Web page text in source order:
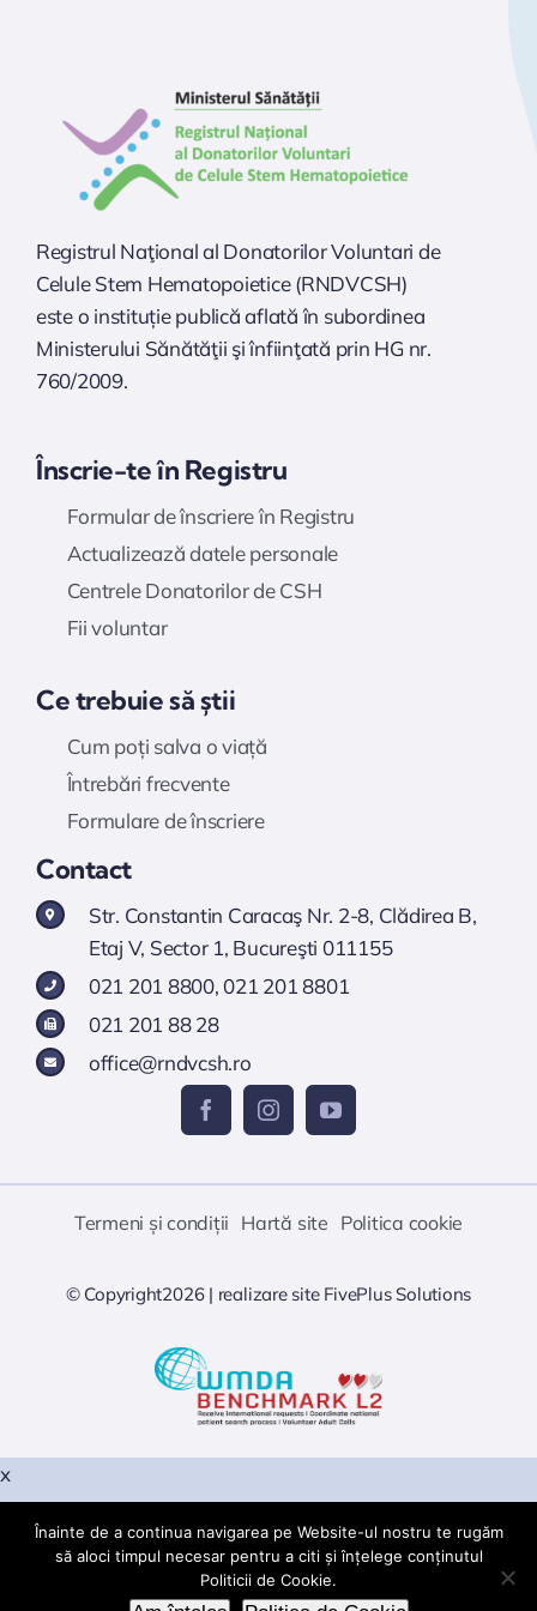
Va rugam sa nu trimiteti date cu caracter personal sau
alte date sensibile, prin aceasta metoda de comunicatie!
Registrul Naţional al Donatorilor Voluntari de
Celule Stem Hematopoietice (RNDVCSH)
este o instituție publică aflată în subordinea
Ministerului Sănătăţii şi înfiinţată prin HG nr.
760/2009.
Înscrie-te în Registru
Formular de înscriere în Registru
Actualizează datele personale
Centrele Donatorilor de CSH
Fii voluntar
Ce trebuie să știi
Cum poți salva o viață
Întrebări frecvente
Formulare de înscriere
Contact
Str. Constantin Caracaş Nr. 2-8, Clădirea B,
Etaj V, Sector 1, Bucureşti 011155
021 201 8800, 021 201 8801
021 201 88 28
office@rndvcsh.ro
Termeni și condiții Hartă site Politica cookie
© Copyright2026 | realizare site FivePlus Solutions
Înainte de a continua navigarea pe Website-ul nostru te rugăm
să aloci timpul necesar pentru a citi și înțelege conținutul
Politicii de Cookie.
x
Warning: PHP Startup: snuffleupagus: Unable to initialize
module Module compiled with module API=20190902 PHP
compiled with module API=20230831 These options need